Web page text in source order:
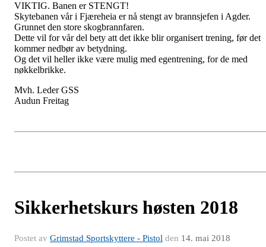
VIKTIG. Banen er STENGT!
Skytebanen vår i Fjæreheia er nå stengt av brannsjefen i Agder.
Grunnet den store skogbrannfaren.
Dette vil for vår del bety att det ikke blir organisert trening, før det
kommer nedbør av betydning.
Og det vil heller ikke være mulig med egentrening, for de med
nøkkelbrikke.
Mvh. Leder GSS
Audun Freitag
Sikkerhetskurs høsten 2018
Postet av Grimstad Sportskyttere - Pistol den 14. mai 2018